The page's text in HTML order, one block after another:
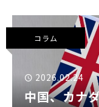
ジタリアン文化」で
ジ
コラム
2026.02.24
中国、カナ